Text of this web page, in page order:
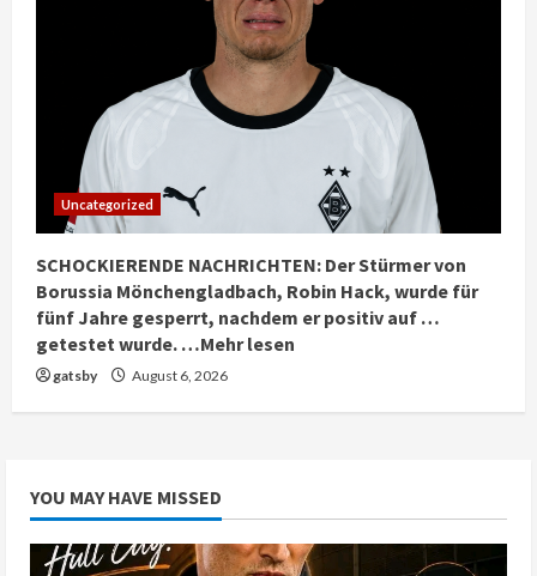
Uncategorized
SCHOCKIERENDE NACHRICHTEN: Der Stürmer von
Borussia Mönchengladbach, Robin Hack, wurde für
fünf Jahre gesperrt, nachdem er positiv auf …
getestet wurde. …Mehr lesen
gatsby August 6, 2026
YOU MAY HAVE MISSED